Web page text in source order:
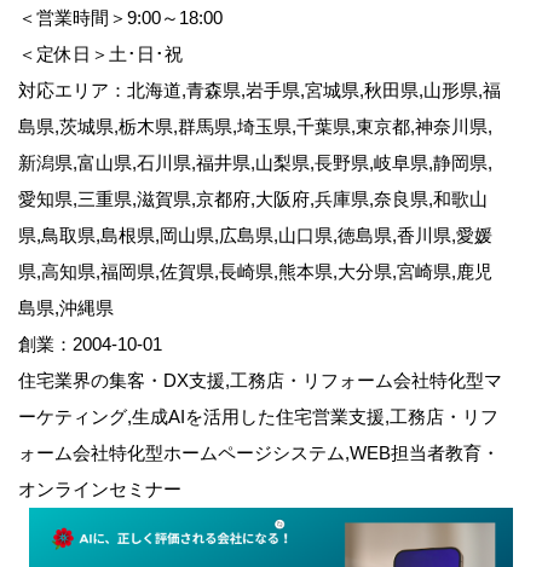
＜営業時間＞9:00～18:00
＜定休日＞土･日･祝
対応エリア：北海道,青森県,岩手県,宮城県,秋田県,山形県,福
島県,茨城県,栃木県,群馬県,埼玉県,千葉県,東京都,神奈川県,
新潟県,富山県,石川県,福井県,山梨県,長野県,岐阜県,静岡県,
愛知県,三重県,滋賀県,京都府,大阪府,兵庫県,奈良県,和歌山
県,鳥取県,島根県,岡山県,広島県,山口県,徳島県,香川県,愛媛
県,高知県,福岡県,佐賀県,長崎県,熊本県,大分県,宮崎県,鹿児
島県,沖縄県
創業：2004-10-01
住宅業界の集客・DX支援,工務店・リフォーム会社特化型マ
ーケティング,生成AIを活用した住宅営業支援,工務店・リフ
ォーム会社特化型ホームページシステム,WEB担当者教育・
オンラインセミナー